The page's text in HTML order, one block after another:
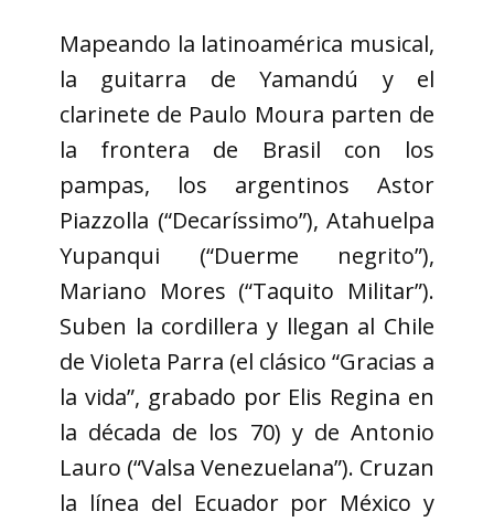
Mapeando la latinoamérica musical,
la guitarra de Yamandú y el
clarinete de Paulo Moura parten de
la frontera de Brasil con los
pampas, los argentinos Astor
Piazzolla (“Decaríssimo”), Atahuelpa
Yupanqui (“Duerme negrito”),
Mariano Mores (“Taquito Militar”).
Suben la cordillera y llegan al Chile
de Violeta Parra (el clásico “Gracias a
la vida”, grabado por Elis Regina en
la década de los 70) y de Antonio
Lauro (“Valsa Venezuelana”). Cruzan
la línea del Ecuador por México y